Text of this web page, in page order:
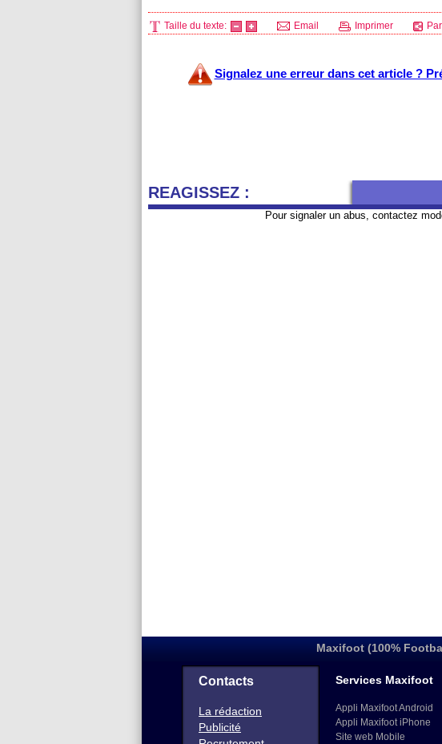
Taille du texte: Email Imprimer
Signalez une erreur dans cet article ?
REAGISSEZ :
Pour signaler un abus, contactez
Maxifoot (100%
Contacts
La rédaction
Publicité
Services Maxifoot
Appli Maxifoot Android
Appli Maxifoot iPhone
Site web Mobile